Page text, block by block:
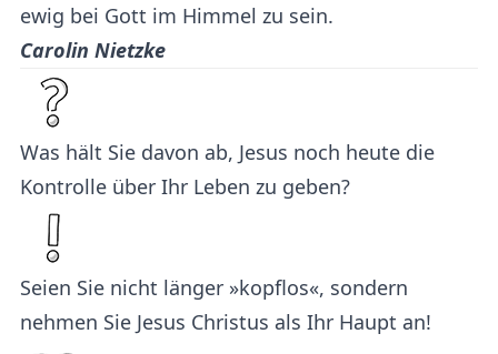
ewig bei Gott im Himmel zu sein.
Carolin Nietzke
Was hält Sie davon ab, Jesus noch heute die
Kontrolle über Ihr Leben zu geben?
Seien Sie nicht länger »kopflos«, sondern
nehmen Sie Jesus Christus als Ihr Haupt an!